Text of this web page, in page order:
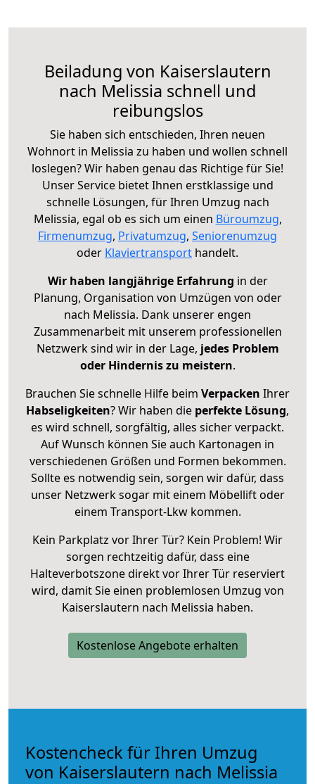
Beiladung von Kaiserslautern
nach Melissia schnell und
reibungslos
Sie haben sich entschieden, Ihren neuen
Wohnort in Melissia zu haben und wollen schnell
loslegen? Wir haben genau das Richtige für Sie!
Unser Service bietet Ihnen erstklassige und
schnelle Lösungen, für Ihren Umzug nach
Melissia, egal ob es sich um einen Büroumzug,
Firmenumzug, Privatumzug, Seniorenumzug
oder Klaviertransport handelt.
Wir haben langjährige Erfahrung in der
Planung, Organisation von Umzügen von oder
nach Melissia. Dank unserer engen
Zusammenarbeit mit unserem professionellen
Netzwerk sind wir in der Lage, jedes Problem
oder Hindernis zu meistern.
Brauchen Sie schnelle Hilfe beim Verpacken Ihrer
Habseligkeiten? Wir haben die perfekte Lösung,
es wird schnell, sorgfältig, alles sicher verpackt.
Auf Wunsch können Sie auch Kartonagen in
verschiedenen Größen und Formen bekommen.
Sollte es notwendig sein, sorgen wir dafür, dass
unser Netzwerk sogar mit einem Möbellift oder
einem Transport-Lkw kommen.
Kein Parkplatz vor Ihrer Tür? Kein Problem! Wir
sorgen rechtzeitig dafür, dass eine
Halteverbotszone direkt vor Ihrer Tür reserviert
wird, damit Sie einen problemlosen Umzug von
Kaiserslautern nach Melissia haben.
Kostenlose Angebote erhalten
Kostencheck für Ihren Umzug
von Kaiserslautern nach Melissia